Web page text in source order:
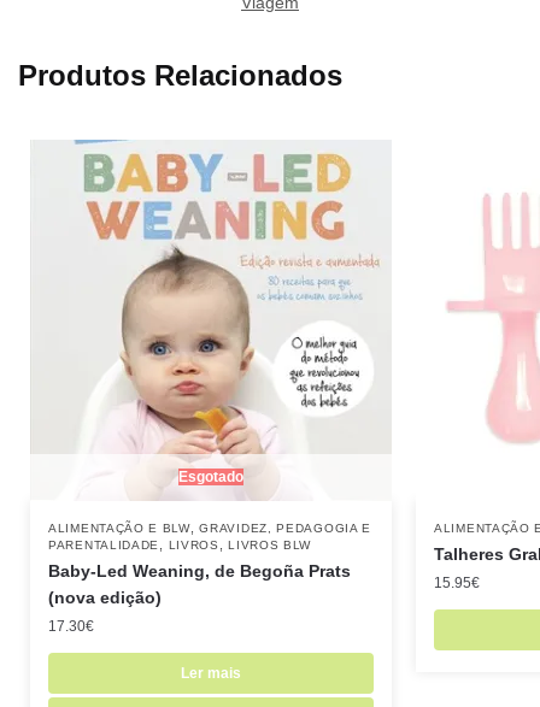
Produtos Relacionados
Esgotado
ALIMENTAÇÃO E BLW,GRAVIDEZ, PEDAGOGIA E
PARENTALIDADE
LIVROS ,LIVROS BLW
Baby-Led Weaning, de Begoña Prats
(nova edição)
17.30€
Ler mais
ALIMENTAÇÃO
Talheres
15.95€